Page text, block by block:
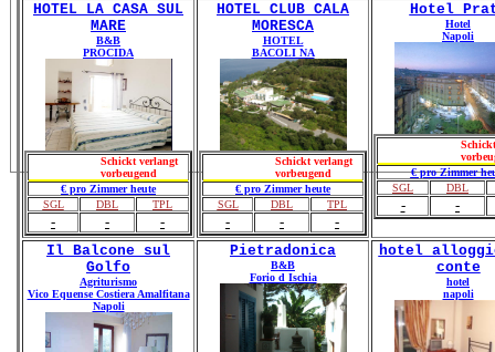
HOTEL LA CASA SUL
MARE
B&B
PROCIDA
Schickt verlangt
vorbeugend
€ pro Zimmer heute
SGL
DBL TPL
- - -
HOTEL CLUB CALA
MORESCA
HOTEL
BACOLI NA
Schickt verlangt
vorbeugend
€ pro Zimmer heute
SGL
DBL TPL
- - -
Hotel
Hotel
Napoli
€ pro Zimmer
SGL
DBL
- -
Il Balcone sul
Golfo
Agriturismo
Vico Equense Costiera Amalfitana
Napoli
Pietradonica
B&B
Forio d Ischia
hotel
conte
hotel
napoli